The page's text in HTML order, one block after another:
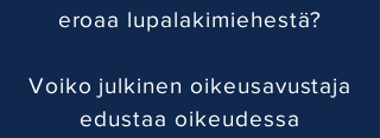
eroaa lupalakimiehestä?
Voiko julkinen oikeusavustaja
edustaa oikeudessa